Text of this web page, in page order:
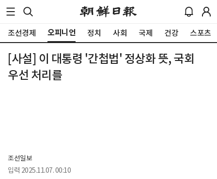
조선경제 오피니언 정치 사회 국제 건강 스포츠
[사설] 이 대통령 '간첩법' 정상화 뜻, 국회
우선 처리를
조선일보
입력 2025.11.07. 00:10